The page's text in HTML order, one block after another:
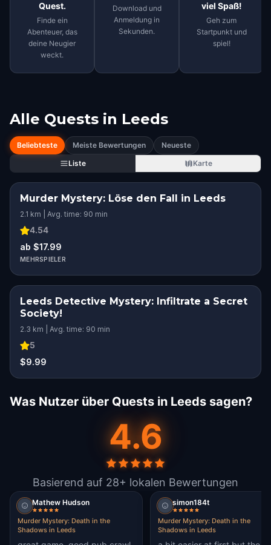
Quest.
Finde ein
Abenteuer, das
deine Neugier
weckt.
Download und
Anmeldung in
Sekunden.
viel Spaß!
Geh zum
Startpunkt und
spiel!
Alle Quests in Leeds
Beliebteste Meiste Bewertungen
Neueste
Liste
Karte
Murder Mystery: Löse den Fall in Leeds
2.1 km | Avg. time: 90 min
4.54
ab $17.99
MEHRSPIELER
Leeds Detective Mystery: Infiltrate a Secret
Society!
2.3 km | Avg. time: 90 min
5
$9.99
Was Nutzer über Quests in Leeds sagen?
4.6
Basierend auf 28+ lokalen Bewertungen
Mathew Hudson
Murder Mystery: Death in the
Shadows in Leeds
simon184t
Murder Mystery: Death in the
Shadows in Leeds